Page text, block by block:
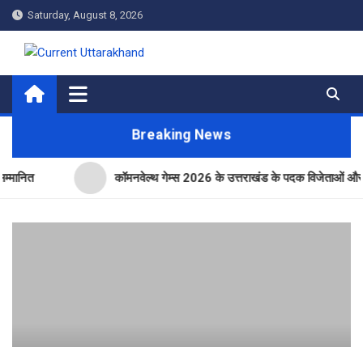
Skip
to
content
Saturday, August 8, 2026
Current Uttarakhand
Breaking News
कॉमनवेल्थ गेम्स 2026 के उत्तराखंड के पदक विजेताओं और प्रशिक्षकों